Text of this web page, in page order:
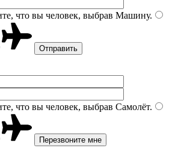
что вы человек, выбрав Машину.
что вы человек, выбрав Самолёт.